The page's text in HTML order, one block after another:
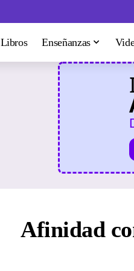
Libros Enseñanzas
Afinidad